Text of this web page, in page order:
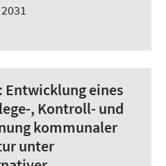
Entwicklung eines
, Kontroll- und
kommunaler
unter